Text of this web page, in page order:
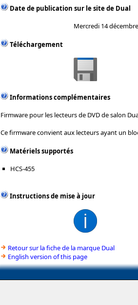
Date de publication sur le site de Dual
Mercredi 14
Téléchargement
Informations complémentaires
Firmware pour les lecteurs de DVD de salon
Ce firmware convient aux lecteurs ayant un
Matériels supportés
HCS-455
Instructions de mise à jour
Retour sur la fiche de la marque Dual
English version of this page